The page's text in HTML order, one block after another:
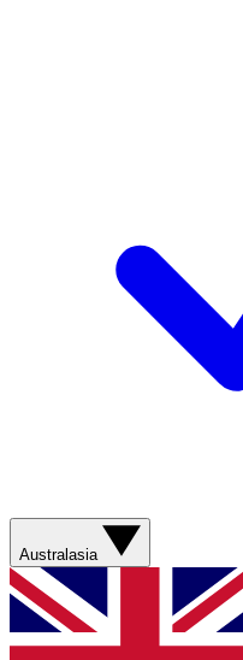
Australasia